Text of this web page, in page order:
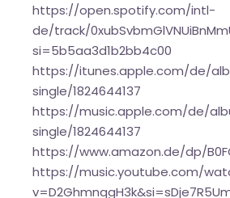
https://open.spotify.com/intl-
de/track/
si=5b5aa3d1b2bb4c00
https://itunes.apple.com/de/
single/1824644137
https://music.apple.com/de/
single/1824644137
https://www.amazon.de/dp/
https://music.youtube.com/